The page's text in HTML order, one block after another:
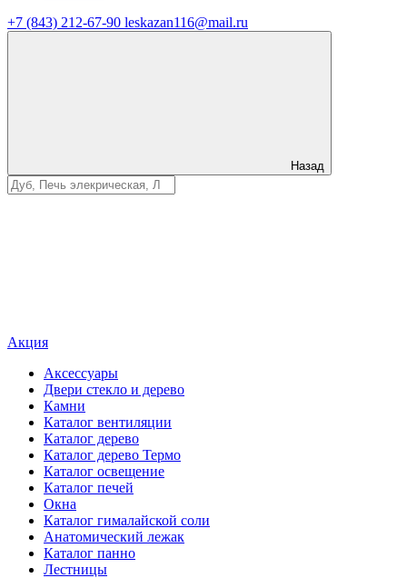
+7 (843) 212-67-90 leskazan116@mail.ru
Назад
Акция
Аксессуары
Двери стекло и дерево
Камни
Каталог вентиляции
Каталог дерево
Каталог дерево Термо
Каталог освещение
Каталог печей
Окна
Каталог гималайской соли
Анатомический лежак
Каталог панно
Лестницы